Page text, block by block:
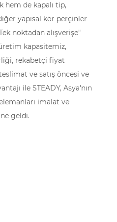
hem de kapalı tip,
yapısal kör perçinler
noktadan alışverişe"
kapasitemiz,
rekabetçi fiyat
ve satış öncesi ve
ile STEADY, Asya'nın
imalat ve
geldi.